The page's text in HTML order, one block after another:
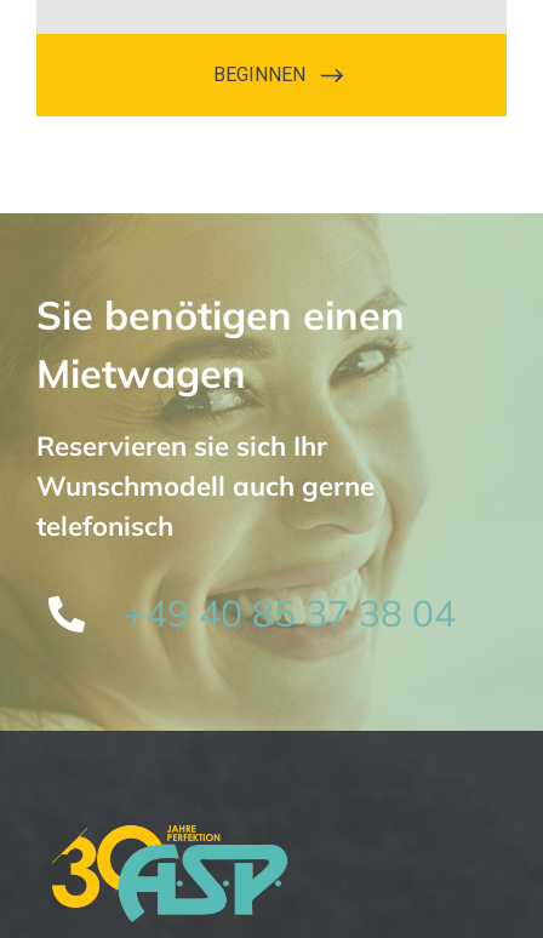
Sie benötigen einen
Mietwagen
Reservieren sie sich Ihr
Wunschmodell auch gerne
telefonisch
+49 40 85 37 38 04